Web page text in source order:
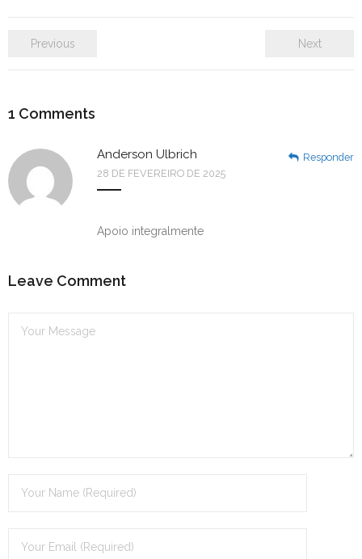
Previous Next
1 Comments
Anderson Ulbrich
28 DE FEVEREIRO DE 2025
Responder
Apoio integralmente
Leave Comment